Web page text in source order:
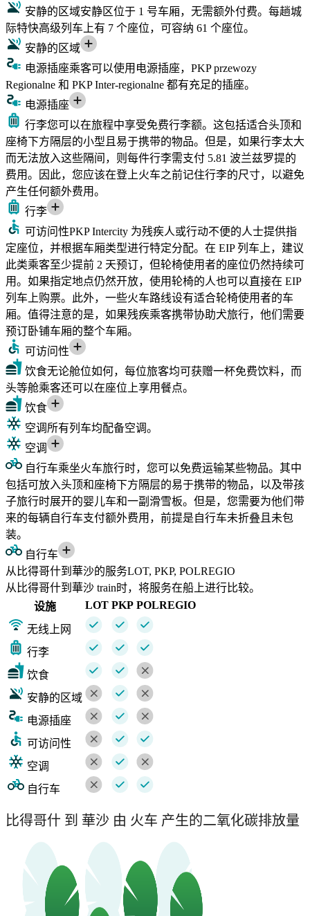
安静的区域安静区位于 1 号车厢，无需额外付费。每趟城
际特快高级列车上有 7 个座位，可容纳 61 个座位。
安静的区域
电源插座乘客可以使用电源插座，PKP przewozy
Regionalne 和 PKP Inter-regionalne 都有充足的插座。
电源插座
行李您可以在旅程中享受免费行李额。这包括适合头顶和
座椅下方隔层的小型且易于携带的物品。但是，如果行李太大
而无法放入这些隔间，则每件行李需支付 5.81 波兰兹罗提的
费用。因此，您应该在登上火车之前记住行李的尺寸，以避免
产生任何额外费用。
行李
可访问性PKP Intercity 为残疾人或行动不便的人士提供指
定座位，并根据车厢类型进行特定分配。在 EIP 列车上，建议
此类乘客至少提前 2 天预订，但轮椅使用者的座位仍然持续可
用。如果指定地点仍然开放，使用轮椅的人也可以直接在 EIP
列车上购票。此外，一些火车路线设有适合轮椅使用者的车
厢。值得注意的是，如果残疾乘客携带协助犬旅行，他们需要
预订卧铺车厢的整个车厢。
可访问性
饮食无论舱位如何，每位旅客均可获赠一杯免费饮料，而
头等舱乘客还可以在座位上享用餐点。
饮食
空调 所有列车均配备空调。
空调
自行车乘坐火车旅行时，您可以免费运输某些物品。其中
包括可放入头顶和座椅下方隔层的易于携带的物品，以及带孩
子旅行时展开的婴儿车和一副滑雪板。但是，您需要为他们带
来的每辆自行车支付额外费用，前提是自行车未折叠且未包
装。
自行车
从比得哥什到華沙的服务LOT, PKP, POLREGIO
从比得哥什到華沙 train时，将服务在船上进行比较。
设施
LOT PKP POLREGIO
无线上网
行李
饮食
安静的区域
电源插座
可访问性
空调
自行车
比得哥什 到 華沙 由 火车 产生的二氧化碳排放量